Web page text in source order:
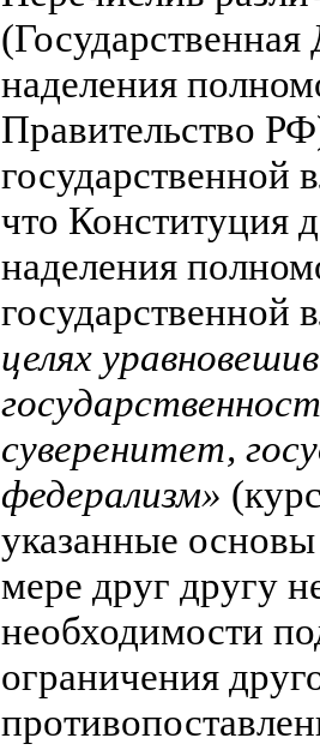
наделения
Правительство
государственной
что Конституция
наделения
государственной
целях
суверенитет,
федерализм»
указанные
мере друг другу
необходимости
ограничения